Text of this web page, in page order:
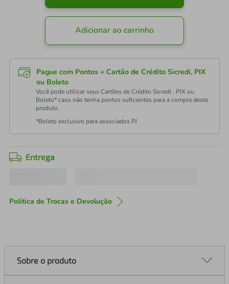
Adicionar ao carrinho
Pague com Pontos + Cartão de Crédito Sicredi, PIX
ou Boleto
Você pode utilizar seus Cartões de Crédito Sicredi , PIX ou
Boleto* caso não tenha pontos suficientes para a compra deste
produto.
*Boleto exclusivo para associados PJ
Entrega
Política de Trocas e Devolução
Sobre o produto